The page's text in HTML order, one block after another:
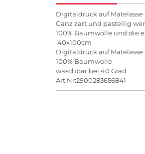
Digitaldruck auf
Ganz zart und pastellig
100% Baumwolle und die
40x100cm
Digitaldruck auf Matelasse
100% Baumwolle
waschbar bei 40 Grad
Art.Nr:2900283656841